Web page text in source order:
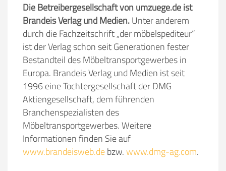
Die Betreibergesellschaft von umzuege.de ist
Brandeis Verlag und Medien.Unter anderem
durch die Fachzeitschrift „der möbelspediteur“
ist der Verlag schon seit Generationen fester
Bestandteil des Möbeltransportgewerbes in
Europa. Brandeis Verlag und Medien ist seit
1996 eine Tochtergesellschaft der DMG
Aktiengesellschaft, dem führenden
Branchenspezialisten des
Möbeltransportgewerbes. Weitere
Informationen finden Sie auf
www.brandeisweb.debzw.www.dmg-ag.com.